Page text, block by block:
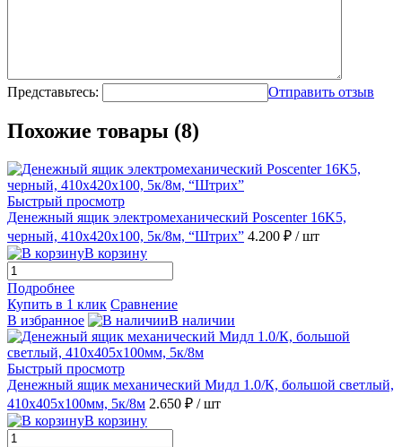
Представьтесь: Отправить отзыв
Похожие товары (8)
Быстрый просмотр
Денежный ящик электромеханический Poscenter 16K5,
черный, 410х420х100, 5к/8м, “Штрих” 4.200 ₽ / шт
В корзину
Подробнее
Купить в 1 клик Сравнение
В избранное
В наличии
Быстрый просмотр
Денежный ящик механический Мидл 1.0/К, большой светлый,
410х405х100мм, 5к/8м 2.650 ₽ / шт
В корзину